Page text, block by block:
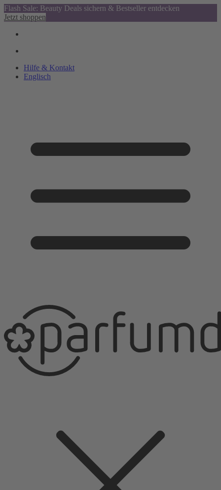
Flash Sale: Beauty Deals sichern & Bestseller entdecken
Jetzt shoppen
Hilfe & Kontakt
Englisch